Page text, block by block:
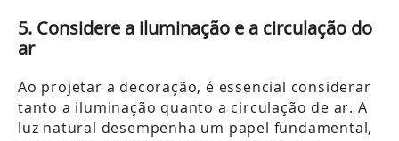
5. Considere a iluminação e a circulação do
ar
Ao projetar a decoração, é essencial considerar
tanto a iluminação quanto a circulação de ar. A
luz natural desempenha um papel fundamental,